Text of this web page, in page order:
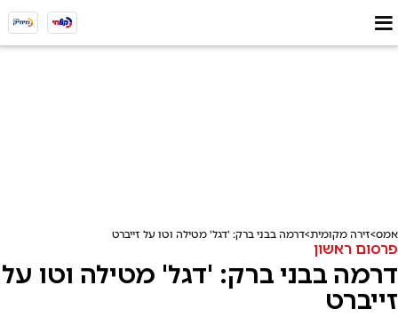
אמס זירה מקומית דרמה בבני ברק: 'דגל' מטילה וטו על זייברט
פרסום ראשון
דרמה בבני ברק: 'דגל' מטילה וטו על
זייברט